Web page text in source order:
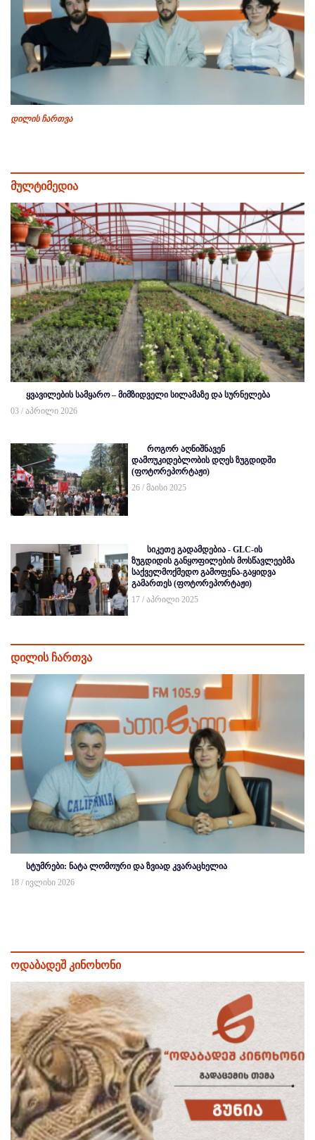
დილის ჩართვა
მულტიმედია
ყვავილების სამყარო – მიმზიდველი სილამაზე და სურნელება
03 / აპრილი 2026
როგორ აღნიშნავენ
დამოუკიდებლობის დღეს ზუგდიდში
(ფოტორეპორტაჟი)
26 / მაისი 2025
სიკეთე გადამდებია - GLC-ის
ზუგდიდის განყოფილების მოსწავლეებმა
საქველმოქმედო გამოფენა-გაყიდვა
გამართეს (ფოტორეპორტაჟი)
17 / აპრილი 2025
დილის ჩართვა
სტუმრები: ნატა ლომოური და ზვიად კვარაცხელია
18 / ივლისი 2026
ოდაბადეშ კინოხონი